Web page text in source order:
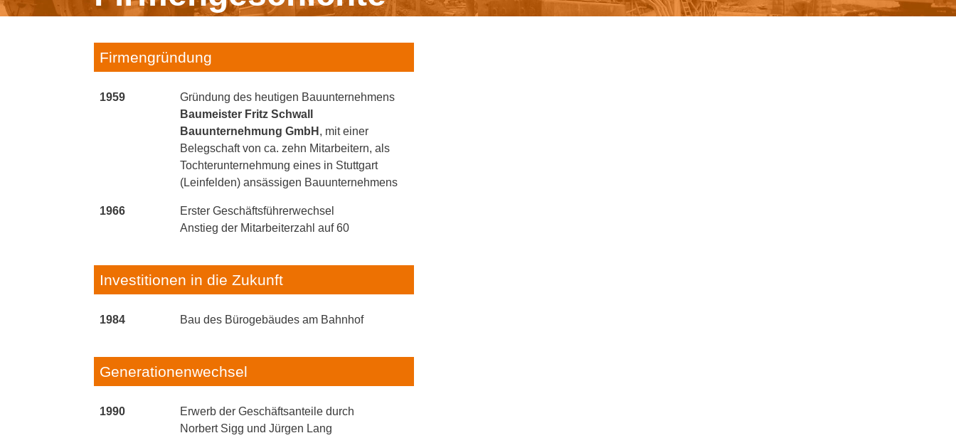
Firmengründung
1959
Gründung des heutigen Bauunternehmens
Baumeister Fritz Schwall
Bauunternehmung GmbH , mit einer
Belegschaft von ca. zehn Mitarbeitern, als
Tochterunternehmung eines in Stuttgart
(Leinfelden) ansässigen Bauunternehmens
1966
Erster Geschäftsführerwechsel
Anstieg der Mitarbeiterzahl auf 60
Investitionen in die Zukunft
1984 Bau des Bürogebäudes am Bahnhof
Generationenwechsel
1990
Erwerb der Geschäftsanteile durch
Norbert Sigg und Jürgen Lang